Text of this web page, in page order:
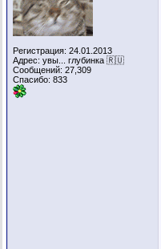
Регистрация: 24.01.2013
Адрес: увы... глубинка 🇷🇺
Сообщений: 27,309
Спасибо: 833